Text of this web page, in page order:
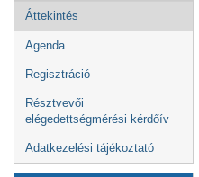
Event
menu
Áttekintés
Agenda
Regisztráció
Résztvevői
elégedettségmérési kérdőív
Adatkezelési tájékoztató